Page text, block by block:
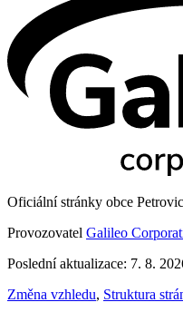
Oficiální stránky obce
Provozovatel Galileo
Poslední aktualizace: 7. 8.
Změna vzhledu, Struktura